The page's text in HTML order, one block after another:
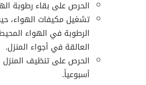
الحرص على بقاء رطوبة
تشغيل مكيفات
الرطوبة في الهواء
العالقة في أجواء المنزل.
الحرص على تنظيف المنزل
أسبوعياً.